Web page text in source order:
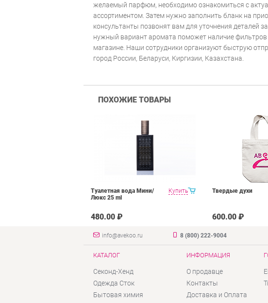
желаемый парфюм, необходимо ознакомиться с
ассортиментом. Затем нужно заполнить бланк на
консультанты позвонят вам для уточнения деталей
нужный вариант аромата поможет наличие фильтров
магазине. Наши сотрудники организуют быструю
город России, Беларуси, Киргизии, Казахстана.
ПОХОЖИЕ ТОВАРЫ
Купить
Туалетная вода Мини/
Люкс 25 ml
480.00 ₽
Твердые духи
600.00 ₽
info@avekoo.ru 8 (800) 222-9004
КАТАЛОГ
Секонд-Хенд
Одежда Сток
Бытовая химия
ИНФОРМАЦИЯ
О продавце
Контакты
Доставка и Оплата